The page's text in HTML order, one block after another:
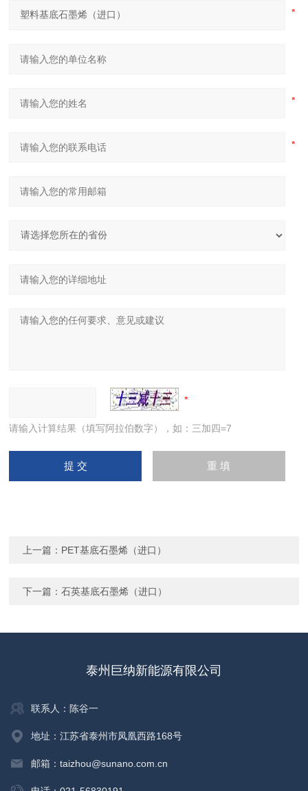
请输入计算结果（填写阿拉伯数字），如：三加四=7
上一篇： PET基底石墨烯（进口）
下一篇：石英基底石墨烯（进口）
泰州巨纳新能源有限公司
联系人：陈谷一
地址：江苏省泰州市凤凰西路168号
邮箱：taizhou@sunano.com.cn